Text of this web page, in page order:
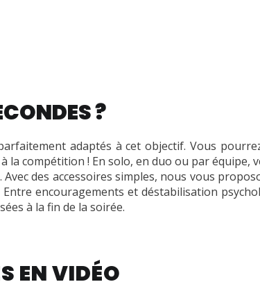
?
adaptés à cet objectif. Vous
compétition ! En solo, en duo ou par équipe,
des accessoires simples, nous vous
encouragements et déstabilisation
à la fin de la soirée.
EN VIDÉO